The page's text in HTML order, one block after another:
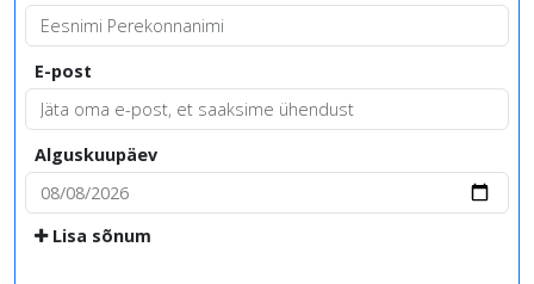
E-post
Alguskuupäev
Lisa sõnum